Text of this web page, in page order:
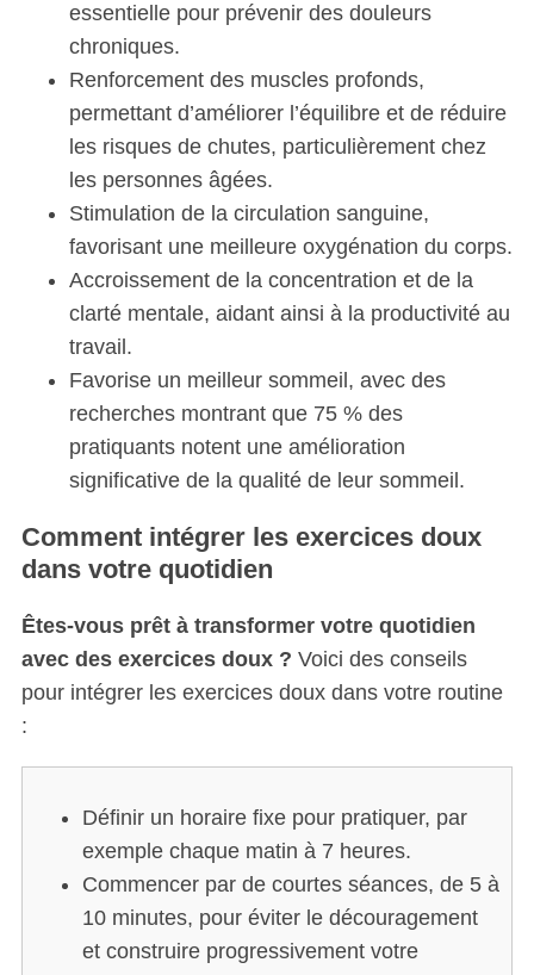
essentielle pour prévenir des douleurs
chroniques.
Renforcement des muscles profonds,
permettant d’améliorer l’équilibre et de réduire
les risques de chutes, particulièrement chez
les personnes âgées.
Stimulation de la circulation sanguine,
favorisant une meilleure oxygénation du corps.
Accroissement de la concentration et de la
clarté mentale, aidant ainsi à la productivité au
travail.
Favorise un meilleur sommeil, avec des
recherches montrant que 75 % des
pratiquants notent une amélioration
significative de la qualité de leur sommeil.
Comment intégrer les exercices doux
dans votre quotidien
Êtes-vous prêt à transformer votre quotidien
avec des exercices doux ? Voici des conseils
pour intégrer les exercices doux dans votre routine
:
Définir un horaire fixe pour pratiquer, par
exemple chaque matin à 7 heures.
Commencer par de courtes séances, de 5 à
10 minutes, pour éviter le découragement
et construire progressivement votre